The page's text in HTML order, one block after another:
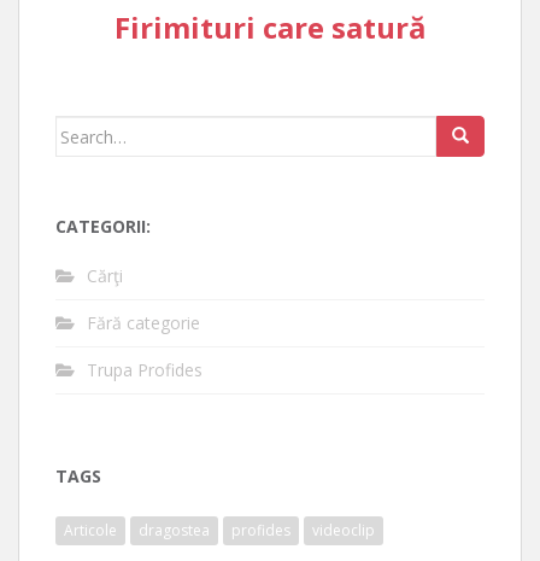
Firimituri care satură
Search
CATEGORII:
Cărţi
Fără categorie
Trupa Profides
TAGS
Articole dragostea profides videoclip